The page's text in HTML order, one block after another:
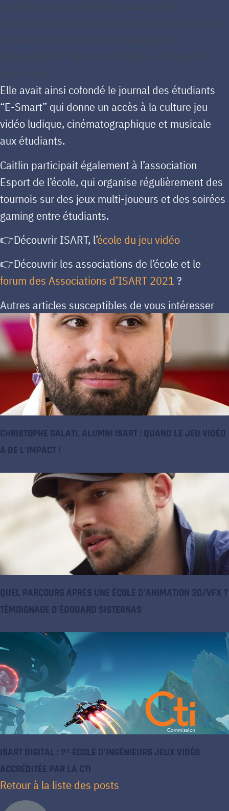
convivial que le milieu du travail et des
productions dans lequel on est tout le temps. Ça
permet d’avoir un peu de challenge et
d’apprendre à découvrir les gens à travers les
jeux vidéo !
Elle avait ainsi cofondé le journal des étudiants
“E-Smart” qui donne un accès à la culture jeu
vidéo ludique, cinématographique et musicale
aux étudiants.
Caitlin participait également à l’association
Esport de l’école, qui organise régulièrement des
tournois sur des jeux multi-joueurs et des soirées
gaming entre étudiants.
👉Découvrir ISART, l’école du jeu vidéo
👉Découvrir les associations de l’école et le
forum des Associations d’ISART 2021 ?
Autres articles susceptibles de vous intéresser
CHRISTOPHE GALATI, ALUMNI ISART : QUAND LE JEU VIDÉO
A DE L’IMPACT !
QUEL PARCOURS APRÈS UNE ÉCOLE D’ANIMATION 3D/VFX ?
TÉMOIGNAGE D’ÉDOUARD SISTERNAS
ISART DIGITAL : 1ʳᵉ ÉCOLE D’INGÉNIEURS JEUX VIDÉO
ACCRÉDITÉE PAR LA CTI
Retour à la liste des posts